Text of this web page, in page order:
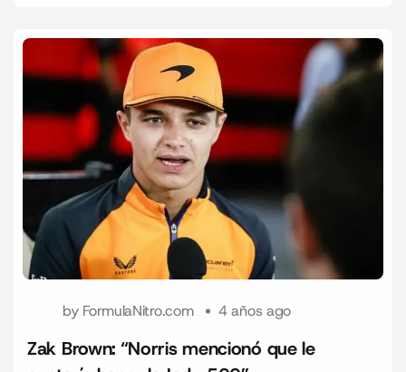
by FormulaNitro.com 4 años ago
Zak Brown: “Norris mencionó que le